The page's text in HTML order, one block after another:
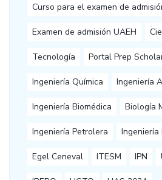
Curso para el examen de
Examen de admisión UAEH
Tecnología Portal Prep
Ingeniería Química Ingeniería
Ingeniería Biomédica Biología
Ingeniería Petrolera Ingeniería
Egel Ceneval ITESM IPN